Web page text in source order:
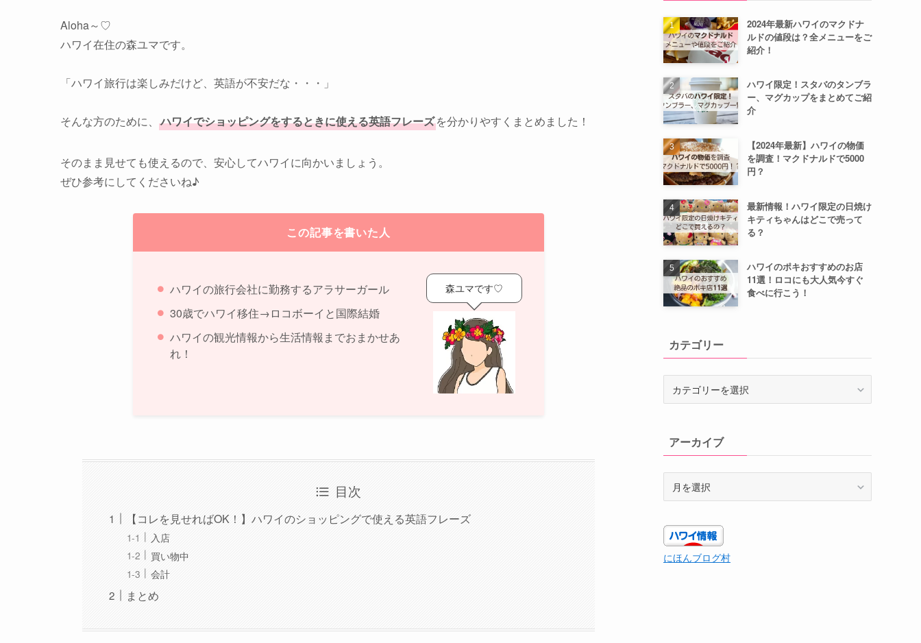
Aloha～♡
ハワイ在住の森ユマです。
「ハワイ旅行は楽しみだけど、英語が不安だな・・・」
そんな方のために、 ハワイでショッピングをするときに使える英語フレーズを分かりやすくまとめました！
そのまま見せても使えるので、安心してハワイに向かいましょう。
ぜひ参考にしてくださいね♪
この記事を書いた人
ハワイの旅行会社に勤務するアラサーガール
30歳でハワイ移住→ロコボーイと国際結婚
ハワイの観光情報から生活情報までおまかせあ
れ！
森ユマです♡
目次
【コレを見せればOK！】ハワイのショッピングで使える英語フレーズ
入店
買い物中
会計
まとめ
2024年最新ハワイのマクドナ
ルドの値段は？全メニューをご
紹介！
ハワイ限定！スタバのタンブラ
ー、マグカップをまとめてご紹
介
【2024年最新】ハワイの物価
を調査！マクドナルドで5000
円？
最新情報！ハワイ限定の日焼け
キティちゃんはどこで売って
る？
ハワイのポキおすすめのお店
11選！ロコにも大人気今すぐ
食べに行こう！
カテゴリー
ーアーカイブ
イ
ブ
にほんブログ村